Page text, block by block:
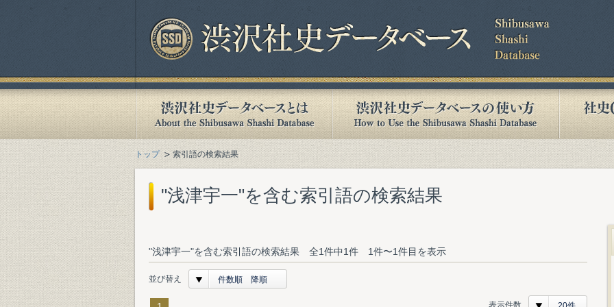
トップ 索引語の検索結果
"浅津宇一"を含む索引語の検索結果
"浅津宇一"を含む索引語の検索結果 全1件中1件 1件〜1件目を表示
並び替え 件数順 降順
表示件数